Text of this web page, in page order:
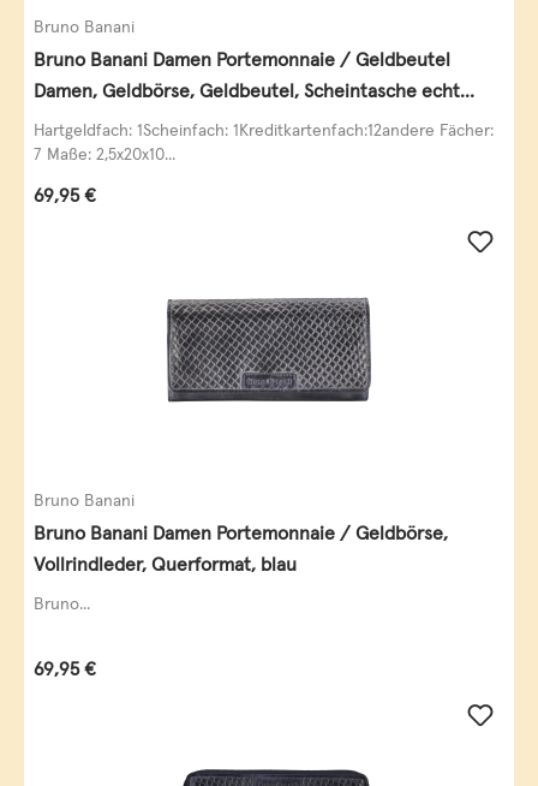
Bruno Banani
Bruno Banani Damen Portemonnaie / Geldbeutel
Damen, Geldbörse, Geldbeutel, Scheintasche echt
Leder
Hartgeldfach: 1Scheinfach: 1Kreditkartenfach:12andere Fächer:
7 Maße: 2,5x20x10...
Regulärer Preis:
69,95 €
Bruno Banani
Bruno Banani Damen Portemonnaie / Geldbörse,
Vollrindleder, Querformat, blau
Bruno...
Regulärer Preis:
69,95 €